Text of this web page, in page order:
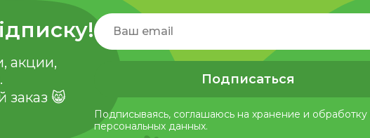
акции,
😸
Подписаться
Подписываясь, соглашаюсь на хранение и обработку
персональных данных.